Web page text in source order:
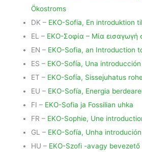
Ökostroms
DK – EKO-Sofia, En introduktion
EL – ΕΚΟ-Σοφία – Μία εισαγωγή
EN – EKO-Sofia, an Introduction
ES – EKO-Sofía, Una
ET – EKO-Sofía, Sissejuhatus
EU – EKO-Sofía, Energia
FI – EKO-Sofia ja Fossilian uhka
FR – EKO-Sophie, Une
GL – EKO-Sofía, Unha
HU – EKO-Szofi -avagy